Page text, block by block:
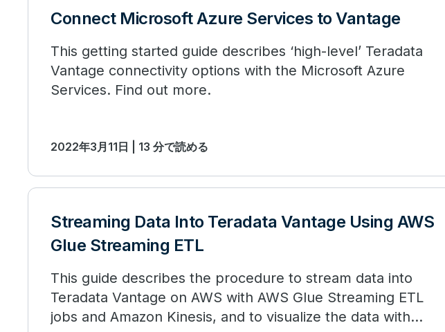
Connect Microsoft Azure Services to Vantage
This getting started guide describes ‘high-level’ Teradata
Vantage connectivity options with the Microsoft Azure
Services. Find out more.
2022年3月11日 | 13 分で読める
Streaming Data Into Teradata Vantage Using AWS
Glue Streaming ETL
This guide describes the procedure to stream data into
Teradata Vantage on AWS with AWS Glue Streaming ETL
jobs and Amazon Kinesis, and to visualize the data with